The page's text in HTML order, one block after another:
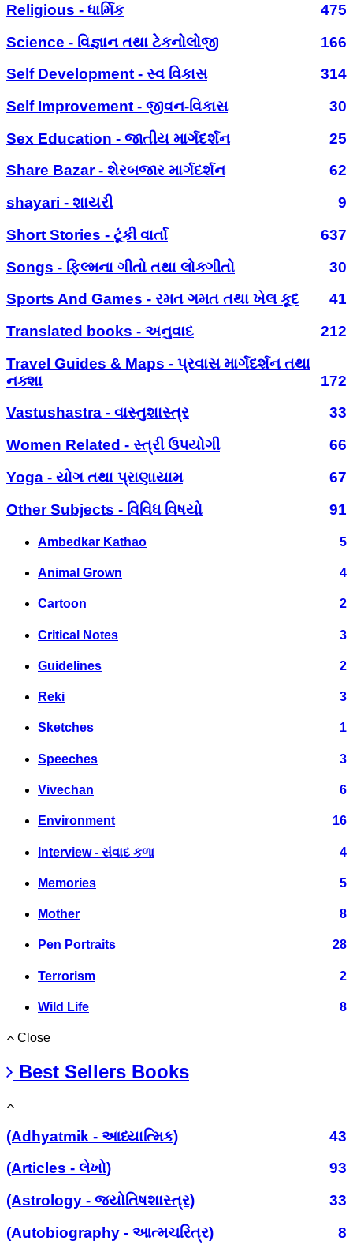
Religious - ધાર્મિક
475
Science - વિજ્ઞાન તથા ટેકનોલોજી
166
Self Development - સ્વ વિકાસ
314
Self Improvement - જીવન-વિકાસ
30
Sex Education - જાતીય માર્ગદર્શન
25
Share Bazar - શેરબજાર માર્ગદર્શન
62
shayari - શાયરી
9
Short Stories - ટૂંકી વાર્તા
637
Songs - ફિલ્મના ગીતો તથા લોકગીતો
30
Sports And Games - રમત ગમત તથા ખેલ કૂદ
41
Translated books - અનુવાદ
212
Travel Guides & Maps - પ્રવાસ માર્ગદર્શન તથા
નક્શા
172
Vastushastra - વાસ્તુશાસ્ત્ર
33
Women Related - સ્ત્રી ઉપયોગી
66
Yoga - યોગ તથા પ્રાણાયામ
67
Other Subjects - વિવિધ વિષયો
91
Ambedkar Kathao 5
Animal Grown 4
Cartoon 2
Critical Notes 3
Guidelines 2
Reki 3
Sketches 1
Speeches 3
Vivechan 6
Environment 16
Interview - સંવાદ કળા 4
Memories 5
Mother 8
Pen Portraits 28
Terrorism 2
Wild Life 8
Close
Best Sellers Books
(Adhyatmik - આધ્યાત્મિક)
43
(Articles - લેખો)
93
(Astrology - જ્યોતિષશાસ્ત્ર)
33
(Autobiography - આત્મચરિત્ર)
8